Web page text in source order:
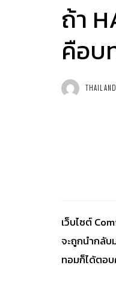
ถ้า
คือบ
เว็บไซต์
จะถูกนำกลับ
ทอมก็ได้ตอบ